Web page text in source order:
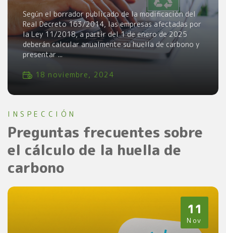
Según el borrador publicado de la modificación del
Real Decreto 163/2014, las empresas afectadas por
la Ley 11/2018, a partir del 1 de enero de 2025
deberán calcular anualmente su huella de carbono y
presentar ...
18 noviembre, 2024
INSPECCIÓN
Preguntas frecuentes sobre
el cálculo de la huella de
carbono
11
Nov